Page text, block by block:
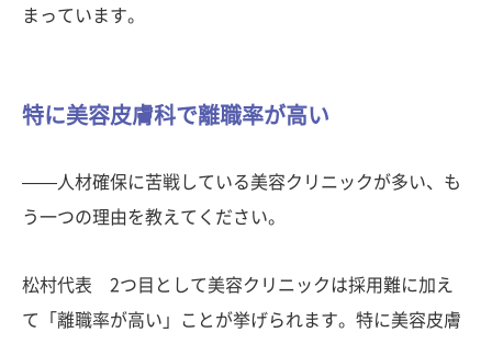
まっています。
特に美容皮膚科で離職率が高い
——人材確保に苦戦している美容クリニックが多い、も
う一つの理由を教えてください。
松村代表 2つ目として美容クリニックは採用難に加え
て「離職率が高い」ことが挙げられます。特に美容皮膚